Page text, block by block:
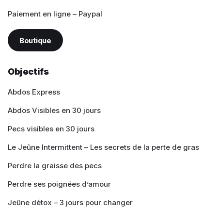
Paiement en ligne – Paypal
Boutique
Objectifs
Abdos Express
Abdos Visibles en 30 jours
Pecs visibles en 30 jours
Le Jeûne Intermittent – Les secrets de la perte de gras
Perdre la graisse des pecs
Perdre ses poignées d’amour
Jeûne détox – 3 jours pour changer